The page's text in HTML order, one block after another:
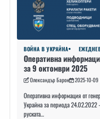
ВОЙНА В УКРАЙНА
Оперативна
за 9 октомври 2025
Олександър Барон 2025-10-09
Оперативна информация от
Украйна за периода
руската…